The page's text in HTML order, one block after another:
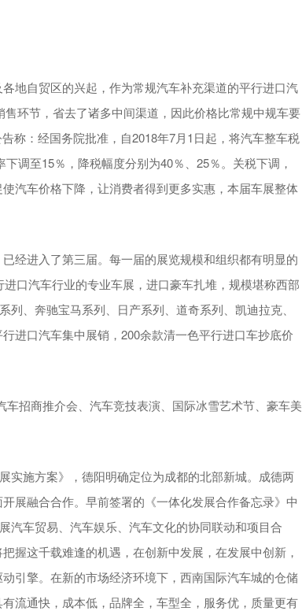
地自贸区的兴起，作为常规汽车补充渠道的平行进口汽
环节，省去了诸多中间渠道，因此价格比常规中规车要
称：经国务院批准，自2018年7月1日起，将汽车整车税
调至15％，降税幅度分别为40％、25％。关税下调，
汽车价格下降，让消费者得到更多实惠，本届车展整体
经进入了第三届。每一届的展览规模和组织都有明显的
口汽车行业的专业车展，进口豪车扎堆，规模堪称西部
、奔驰宝马系列、日产系列、道奇系列、凯迪拉克、
进口汽车集中展销，200余款清一色平行进口车抄底价
招商推介会、汽车竞技表演、国际冰雪艺术节、豪车美
实施方案》，德阳明确定位为成都的北部新城。成德两
展融合合作。早前签署的《一体化发展合作备忘录》中
汽车贸易、汽车娱乐、汽车文化的协同联动和项目合
握这千载难逢的机遇，在创新中发展，在发展中创新，
引擎。在新的市场经济环境下，西南国际汽车城的仓储
流通快，成本低，品牌全，车型全，服务优，质量更有